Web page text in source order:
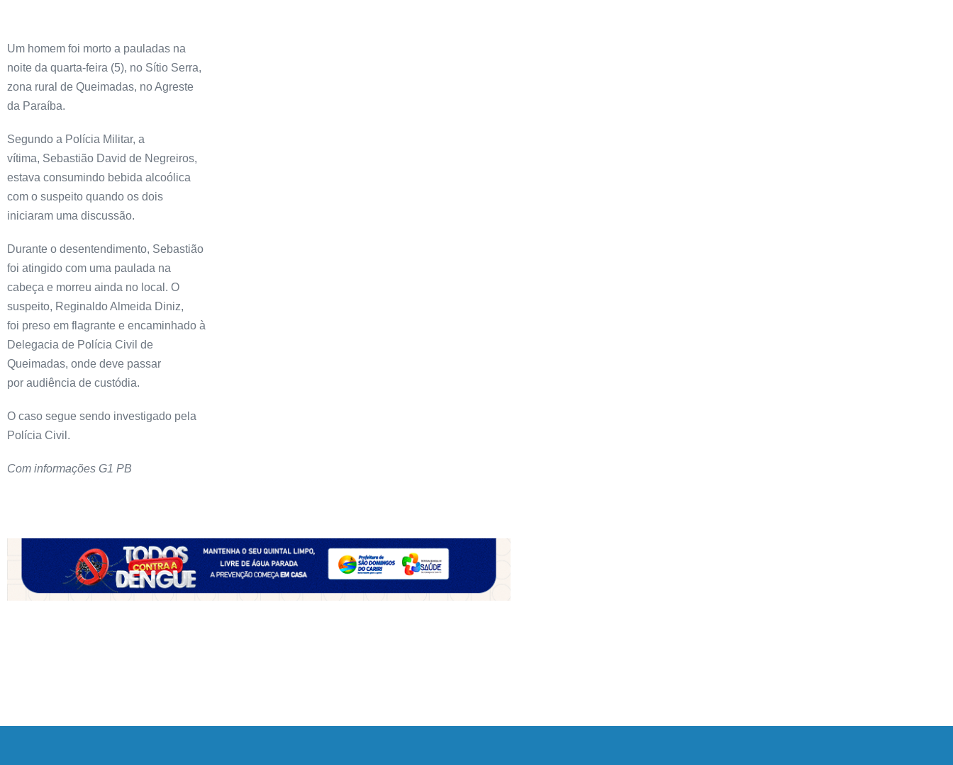
Um homem foi morto a pauladas na
noite da quarta-feira (5), no Sítio Serra,
zona rural de Queimadas, no Agreste
da Paraíba.
Segundo a Polícia Militar, a
vítima, Sebastião David de Negreiros,
estava consumindo bebida alcoólica
com o suspeito quando os dois
iniciaram uma discussão.
Durante o desentendimento, Sebastião
foi atingido com uma paulada na
cabeça e morreu ainda no local. O
suspeito, Reginaldo Almeida Diniz,
foi preso em flagrante e encaminhado à
Delegacia de Polícia Civil de
Queimadas, onde deve passar
por audiência de custódia.
O caso segue sendo investigado pela
Polícia Civil.
Com informações G1 PB